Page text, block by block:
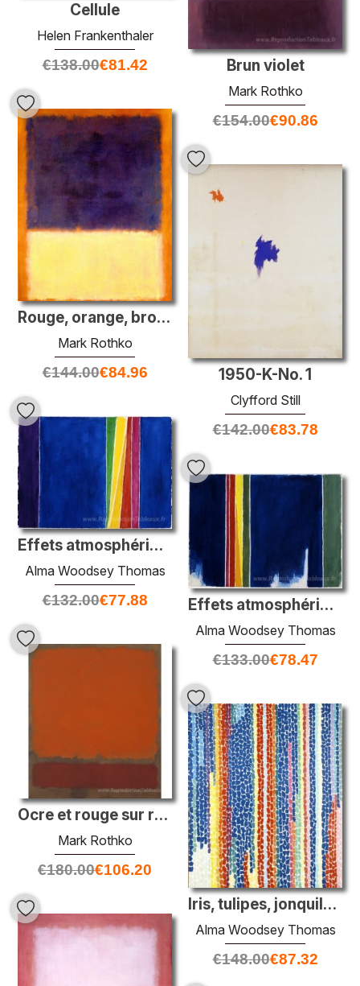
Cellule
Helen Frankenthaler
€138.00€81.42 Brun violet
Mark Rothko
€154.00€90.86
Rouge, orange, bronzage et violet
Mark Rothko
€144.00€84.96 1950-K-No. 1
Clyfford Still
€142.00€83.78
Effets atmosphériques II
Alma Woodsey Thomas
€132.00€77.88 Effets atmosphériques i
Alma Woodsey Thomas
€133.00€78.47
Ocre et rouge sur rouge
Mark Rothko
€180.00€106.20
Iris, tulipes, jonquils et crocus
Alma Woodsey Thomas
€148.00€87.32